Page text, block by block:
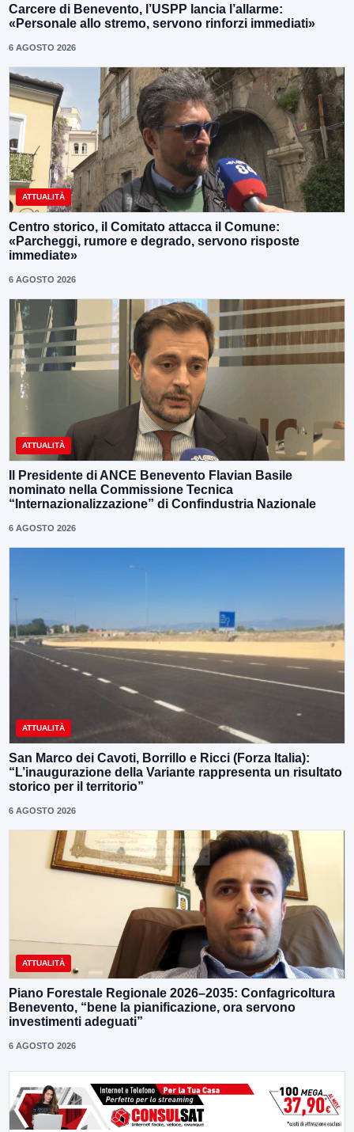
Carcere di Benevento, l’USPP lancia l’allarme:
«Personale allo stremo, servono rinforzi immediati»
6 AGOSTO 2026
ATTUALITÀ
Centro storico, il Comitato attacca il Comune:
«Parcheggi, rumore e degrado, servono risposte
immediate»
6 AGOSTO 2026
ATTUALITÀ
Il Presidente di ANCE Benevento Flavian Basile
nominato nella Commissione Tecnica
“Internazionalizzazione” di Confindustria Nazionale
6 AGOSTO 2026
ATTUALITÀ
San Marco dei Cavoti, Borrillo e Ricci (Forza Italia):
“L’inaugurazione della Variante rappresenta un risultato
storico per il territorio”
6 AGOSTO 2026
ATTUALITÀ
Piano Forestale Regionale 2026–2035: Confagricoltura
Benevento, “bene la pianificazione, ora servono
investimenti adeguati”
6 AGOSTO 2026